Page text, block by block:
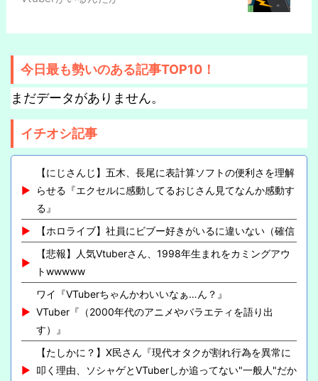
今日最も勢いのある記事TOP10！
まだデータがありません。
イチオシ記事
【にじさんじ】五木、長尾に表計算ソフトの便利さを理解
らせる『エクセルに感動してるおじさん見てなんか感動す
る』
【ホロライブ】社員にビブー好きがいるに違いない（確信
【悲報】人気Vtuberさん、1998年生まれをカミングアウ
トwwwww
ワイ『VTuberちゃんかわいいなぁ…ん？』
VTuber『（2000年代のアニメやバラエティを語り出
す）』
【たしかに？】X民さん『現代オタクが割れ行為を異常に
叩く理由、ソシャゲとVTuberしか追ってない"一般人"だか